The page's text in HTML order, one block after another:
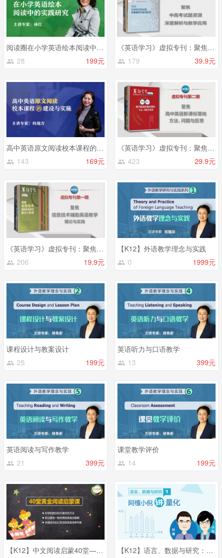
阅读圈在小学英语绘本阅读中的实践研究
28
199元
《英语学习》虚拟专刊：聚焦中高考试题资源深度解析与教学应用
179
39.9元
高中英语原文阅读校本课程的建设与实施
143
169元
《英语学习》虚拟专刊：聚焦高中英语新课标落地——方法、问题与反思
423
29.9元
《英语学习》虚拟专刊：聚焦信息技术辅助英语教学的理论与实践
206
19.9元
【K12】外语教学理念与实践
0
1999元
课程设计与教案设计
25
199元
英语听力与口语教学
13
399元
英语阅读与写作教学
21
399元
课堂教学评价
14
199元
【K12】中文阅读启蒙40堂——外研社精讲，帮助家长构建亲子阅读体系 【K12】语言、数据与研究：阿檀小倪讲量化